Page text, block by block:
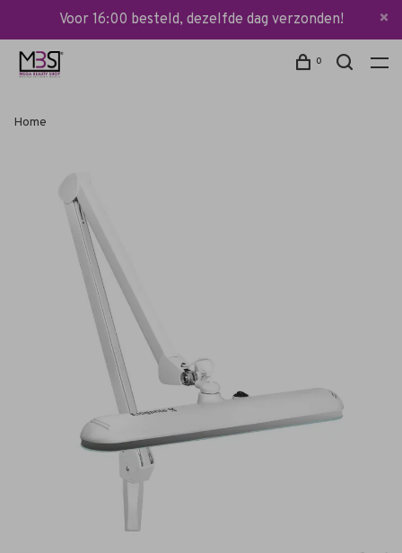
Voor 16:00 besteld, dezelfde dag verzonden!
0
Home